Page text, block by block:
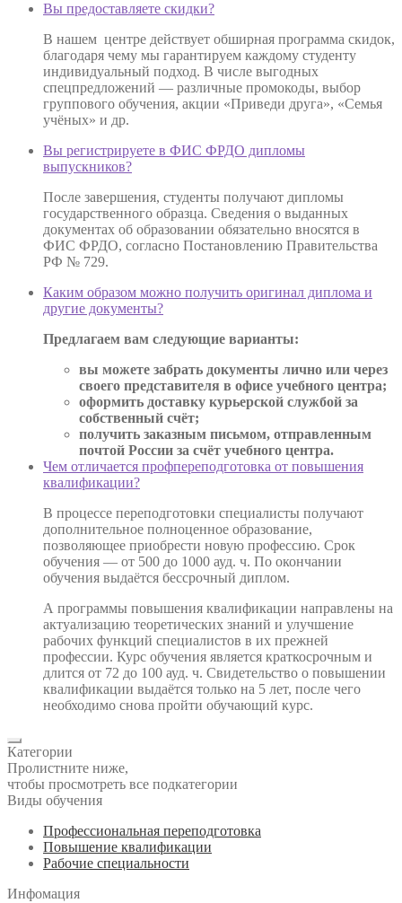
Вы предоставляете скидки?
В нашем центре действует обширная программа скидок,
благодаря чему мы гарантируем каждому студенту
индивидуальный подход. В числе выгодных
спецпредложений — различные промокоды, выбор
группового обучения, акции «Приведи друга», «Семья
учёных» и др.
Вы регистрируете в ФИС ФРДО дипломы
выпускников?
После завершения, студенты получают дипломы
государственного образца. Сведения о выданных
документах об образовании обязательно вносятся в
ФИС ФРДО, согласно Постановлению Правительства
РФ № 729.
Каким образом можно получить оригинал диплома и
другие документы?
Предлагаем вам следующие варианты:
вы можете забрать документы лично или через
своего представителя в офисе учебного центра;
оформить доставку курьерской службой за
собственный счёт;
получить заказным письмом, отправленным
почтой России за счёт учебного центра.
Чем отличается профпереподготовка от повышения
квалификации?
В процессе переподготовки специалисты получают
дополнительное полноценное образование,
позволяющее приобрести новую профессию. Срок
обучения — от 500 до 1000 ауд. ч. По окончании
обучения выдаётся бессрочный диплом.
А программы повышения квалификации направлены на
актуализацию теоретических знаний и улучшение
рабочих функций специалистов в их прежней
профессии. Курс обучения является краткосрочным и
длится от 72 до 100 ауд. ч. Свидетельство о повышении
квалификации выдаётся только на 5 лет, после чего
необходимо снова пройти обучающий курс.
Категории
Пролистните ниже,
чтобы просмотреть все подкатегории
Виды обучения
Профессиональная переподготовка
Повышение квалификации
Рабочие специальности
Инфомация